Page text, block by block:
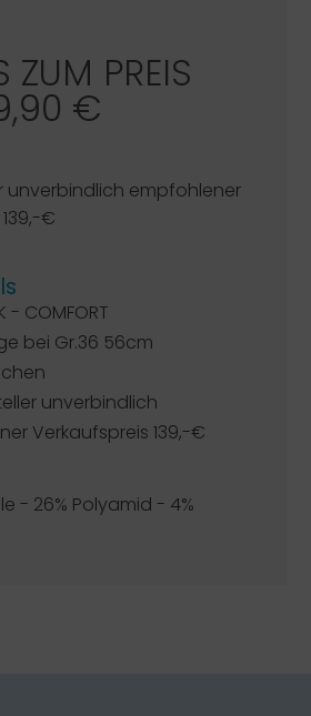
ZUM PREIS
€
unverbindlich empfohlener
€
- COMFORT
bei Gr.36 56cm
unverbindlich
Verkaufspreis 139,-€
- 26% Polyamid - 4%